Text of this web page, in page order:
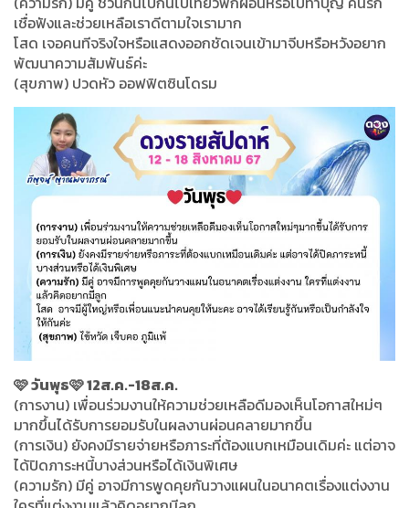
เชื่อฟังและช่วยเหลือเราดีตามใจเรามาก
โสด เจอคนทีจริงใจหรือแสดงออกชัดเจนเข้ามาจีบหรือหวังอยาก
พัฒนาความสัมพันธ์ค่ะ
(สุขภาพ) ปวดหัว ออฟฟิตซินโดรม
🩷 วันพุธ🩷 12ส.ค.-18ส.ค.
(การงาน) เพื่อนร่วมงานให้ความช่วยเหลือดีมองเห็นโอกาสใหม่ๆ
มากขึ้นได้รับการยอมรับในผลงานผ่อนคลายมากขึ้น
(การเงิน) ยังคงมีรายจ่ายหรือภาระที่ต้องแบกเหมือนเดิมค่ะ แต่อาจ
ได้ปิดภาระหนี้บางส่วนหรือได้เงินพิเศษ
(ความรัก) มีคู่ อาจมีการพูดคุยกันวางแผนในอนาคตเรื่องแต่งงาน